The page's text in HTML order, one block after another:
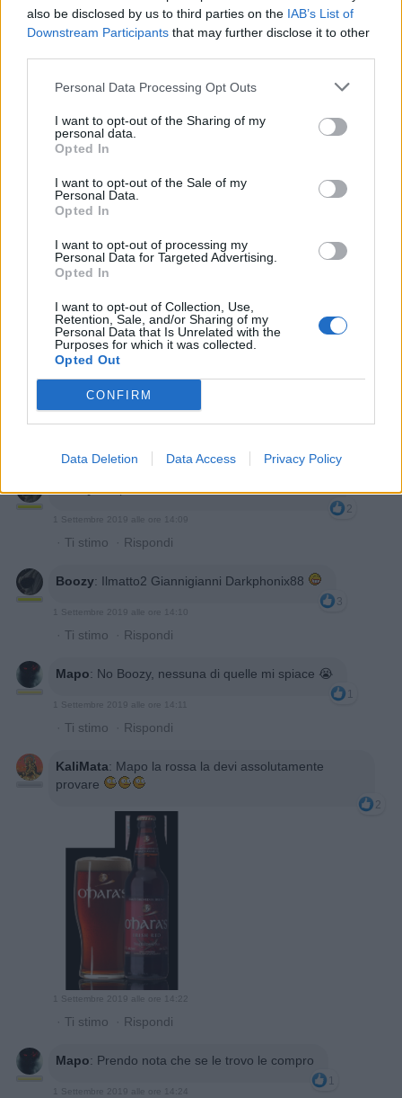
also be disclosed by us to third parties on the IAB’s List of
Downstream Participants that may further disclose it to other
Personal Data Processing Opt Outs
I want to opt-out of the Sharing of my
personal data.
Opted In
I want to opt-out of the Sale of my
Personal Data.
Opted In
I want to opt-out of processing my
Personal Data for Targeted Advertising.
Opted In
I want to opt-out of Collection, Use,
Retention, Sale, and/or Sharing of my
Personal Data that Is Unrelated with the
Purposes for which it was collected.
Opted Out
CONFIRM
Data Deletion Data Access Privacy Policy
Ilmatto2 Boozy buongustaia!!!!
1
1 Settembre 2019 alle ore 14:05
·Ti stimo·Rispondi
1
1 Settembre 2019 alle ore 14:06
·Ti stimo
Giannigianni Boozy eccerto 😜😂🍻
·Ti stimo·Rispondi
1 Settembre 2019 alle ore 14:08
·Ti stimo ·Rispondi
Giannigianni:lmeon88 vuole rimanere sobrio per
poi stapparti 😂😂😂😂
1 Settembre 2019 alle ore 14:08
Rispondi
2
1 Settembre 2019 alle ore 14:09
· Ti stimo · Rispondi
Boozy: Ilmatto2 Giannigianni Darkphonix88
3
1 Settembre 2019 alle ore 14:10
· Ti stimo · Rispondi
Mapo: No Boozy, nessuna di quelle mi spiace 😭
1
1 Settembre 2019 alle ore 14:11
· Ti stimo · Rispondi
KaliMata: Mapo la rossa la devi assolutamente
provare
2
· Ti stimo · Rispondi
Mapo: Prendo nota che se le trovo le compro
1
1 Settembre 2019 alle ore 14:24